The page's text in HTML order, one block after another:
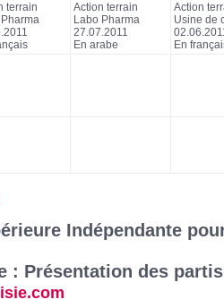
terrain
Action terrain
Labo Pharma
27.07.2011
En arabe
Action
Usine de
En
Indépendante
: Présentation des